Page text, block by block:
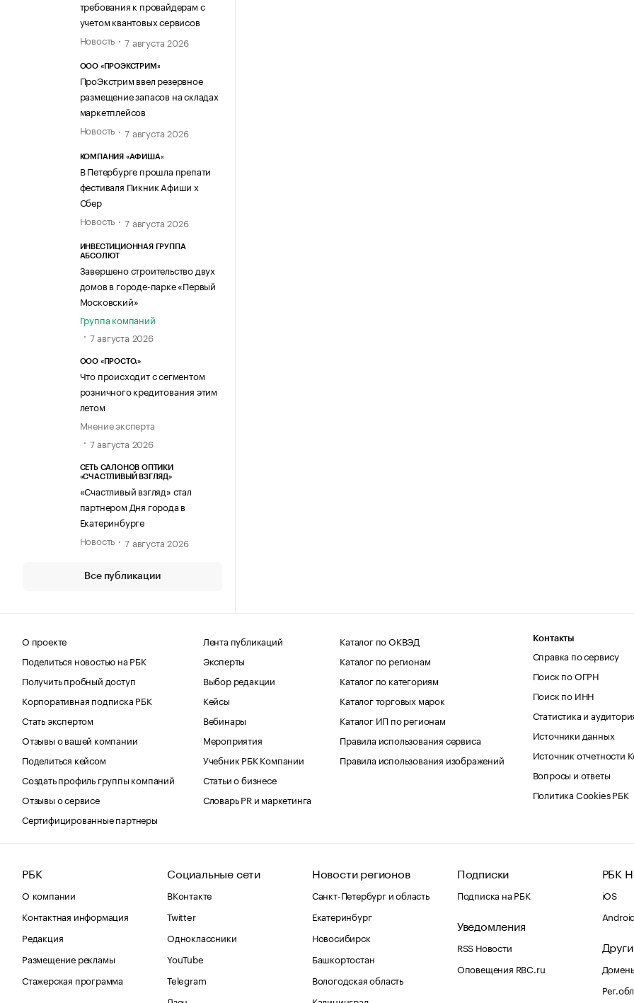
требования к провайдерам с
учетом квантовых сервисов
Новость
7 августа 2026
ООО «ПРОЭКСТРИМ»
ПроЭкстрим ввел резервное
размещение запасов на складах
маркетплейсов
Новость
7 августа 2026
КОМПАНИЯ «АФИША»
В Петербурге прошла препати
фестиваля Пикник Афиши х
Сбер
Новость
7 августа 2026
ИНВЕСТИЦИОННАЯ ГРУППА
АБСОЛЮТ
Завершено строительство двух
домов в городе-парке «Первый
Московский»
Группа компаний
7 августа 2026
ООО «ПРОСТО.»
Что происходит с сегментом
розничного кредитования этим
летом
Мнение эксперта
7 августа 2026
СЕТЬ САЛОНОВ ОПТИКИ
«СЧАСТЛИВЫЙ ВЗГЛЯД»
«Счастливый взгляд» стал
партнером Дня города в
Екатеринбурге
Новость
7 августа 2026
Все публикации
О проекте
Поделиться новостью на РБК
Получить пробный доступ
Корпоративная подписка РБК
Стать экспертом
Отзывы о вашей компании
Поделиться кейсом
Создать профиль группы компаний
Отзывы о сервисе
Сертифицированные партнеры
Лента публикаций
Эксперты
Выбор редакции
Кейсы
Вебинары
Мероприятия
Учебник РБК Компании
Статьи о бизнесе
Словарь PR и маркетинга
Каталог по ОКВЭД
Каталог по регионам
Каталог по категориям
Каталог торговых марок
Каталог ИП по регионам
Правила использования сервиса
Правила использования изображений
Контакты
Справка по сервису
Поиск по ОГРН
Поиск по ИНН
Статистика и
Источники данных
Источник отчетности
Вопросы и ответы
Политика Cookies РБК
РБК
О компании
Контактная информация
Редакция
Размещение рекламы
Стажерская программа
Социальные сети
ВКонтакте
Twitter
Одноклассники
YouTube
Telegram
Новости регионов
Санкт-Петербург и область
Екатеринбург
Новосибирск
Башкортостан
Вологодская область
Подписки
Подписка на РБК
Уведомления
RSS Новости
Оповещения RBC.ru
РБК
iOS